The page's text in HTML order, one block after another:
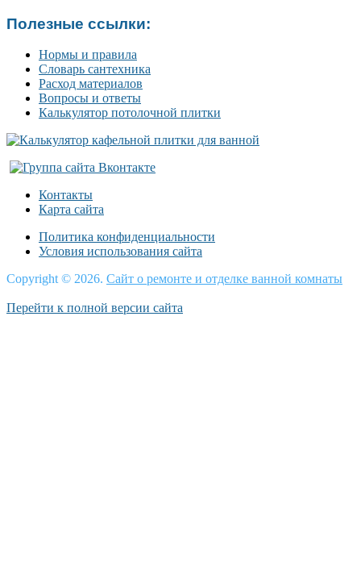
Полезные ссылки:
Нормы и правила
Словарь сантехника
Расход материалов
Вопросы и ответы
Калькулятор потолочной плитки
Контакты
Карта сайта
Политика конфиденциальности
Условия использования сайта
Copyright © 2026. Сайт о ремонте и отделке ванной комнаты
Перейти к полной версии сайта